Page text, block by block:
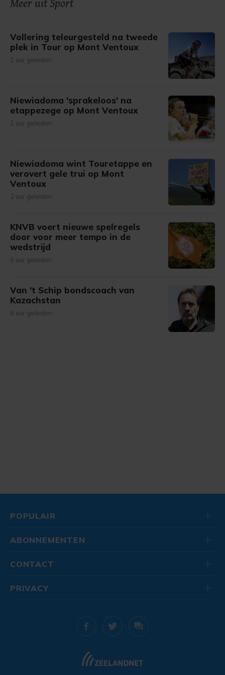
Meer uit Sport
Vollering teleurgesteld na tweede
plek in Tour op Mont Ventoux
1 uur geleden
Niewiadoma 'sprakeloos' na
etappezege op Mont Ventoux
1 uur geleden
Niewiadoma wint Touretappe en
verovert gele trui op Mont
Ventoux
2 uur geleden
KNVB voert nieuwe spelregels
door voor meer tempo in de
wedstrijd
6 uur geleden
Van 't Schip bondscoach van
Kazachstan
6 uur geleden
POPULAIR
ABONNEMENTEN
CONTACT
PRIVACY